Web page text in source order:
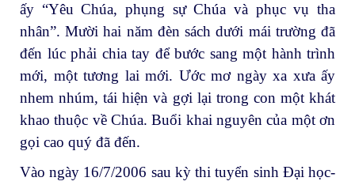
ấy “Yêu Chúa, phụng sự Chúa và phục vụ tha
nhân”. Mười hai năm đèn sách dưới mái trường đã
đến lúc phải chia tay để bước sang một hành trình
mới, một tương lai mới. Ước mơ ngày xa xưa ấy
nhem nhúm, tái hiện và gợi lại trong con một khát
khao thuộc về Chúa. Buổi khai nguyên của một ơn
gọi cao quý đã đến.
Vào ngày 16/7/2006 sau kỳ thi tuyển sinh Đại học-